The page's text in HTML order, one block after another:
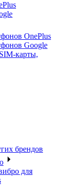
OnePlus
Google
карты,
брендов
для